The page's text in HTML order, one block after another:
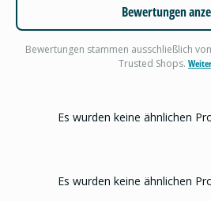
Bewertungen
Bewertungen stammen ausschließlich
Trusted Shops.
Es wurden keine ähnlichen
Es wurden keine ähnlichen